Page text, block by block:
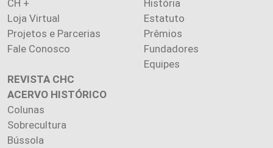
CH +
Loja Virtual
Projetos e Parcerias
Fale Conosco
História
Estatuto
Prêmios
Fundadores
Equipes
REVISTA CHC
ACERVO HISTÓRICO
Colunas
Sobrecultura
Bússola